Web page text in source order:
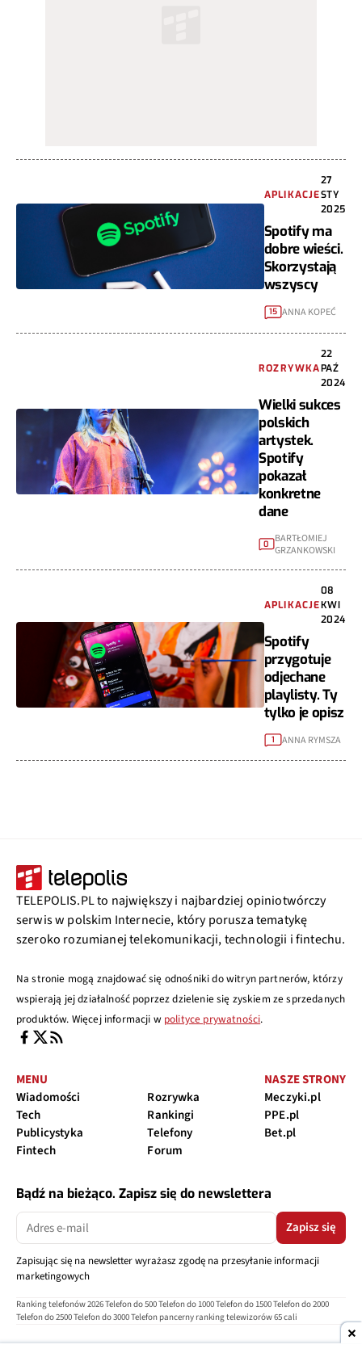
APLIKACJE
27
STY
2025
Spotify ma
dobre wieści.
Skorzystają
wszyscy
15 ANNA KOPEĆ
ROZRYWKA
22
PAŹ
2024
Wielki sukces
polskich
artystek.
Spotify
pokazał
konkretne
dane
0
BARTŁOMIEJ
GRZANKOWSKI
APLIKACJE
08
KWI
2024
Spotify
przygotuje
odjechane
playlisty. Ty
tylko je opisz
1 ANNA RYMSZA
TELEPOLIS.PL to największy i najbardziej opiniotwórczy
serwis w polskim Internecie, który porusza tematykę
szeroko rozumianej telekomunikacji, technologii i fintechu.
Na stronie mogą znajdować się odnośniki do witryn partnerów, którzy
wspierają jej działalność poprzez dzielenie się zyskiem ze sprzedanych
produktów. Więcej informacji w polityce prywatności.
MENU
Wiadomości
Tech
Publicystyka
Fintech
Rozrywka
Rankingi
Telefony
Forum
NASZE STRONY
Meczyki.pl
PPE.pl
Bet.pl
Bądź na bieżąco. Zapisz się do newslettera
Zapisz się
Zapisując się na newsletter wyrażasz zgodę na przesyłanie informacji
marketingowych
Ranking telefonów 2026Telefon do 500Telefon do 1000Telefon do 1500Telefon do 2000
Telefon do 2500Telefon do 3000Telefon pancerny ranking telewizorów 65 cali